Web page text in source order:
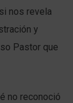
nos revela
y
Pastor que
no reconoció